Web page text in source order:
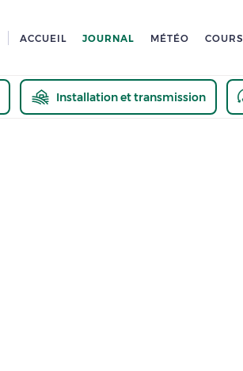
ACCUEIL JOURNAL MÉTÉO COURS
Installation et transmission